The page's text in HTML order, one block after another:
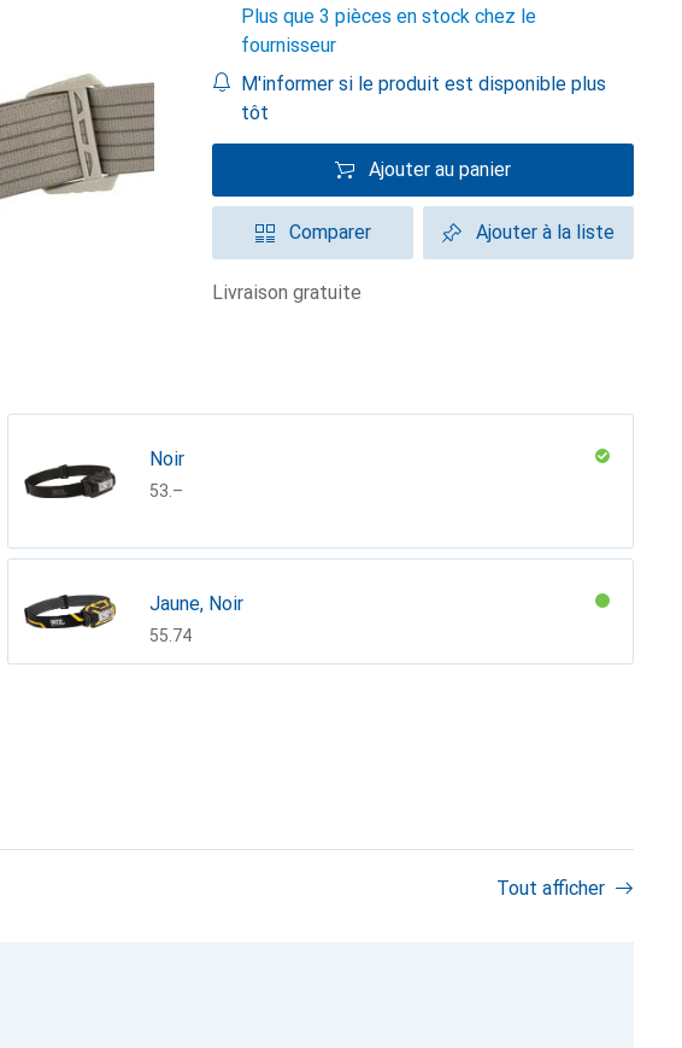
Plus que 3 pièces en stock chez le
fournisseur
M'informer si le produit est disponible plus
tôt
Ajouter au panier
Comparer Ajouter à la liste
livraison gratuite
Noir
CHF
53.–
Jaune, Noir
CHF
55.74
Tout afficher